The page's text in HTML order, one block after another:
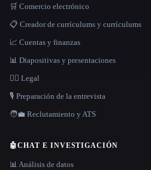
🛒 Comercio electrónico
📋 Creador de currículums y currículums
📈 Cuentas y finanzas
📊 Diapositivas y presentaciones
👩‍⚖️ Legal
🎙️ Preparación de la entrevista
🧑‍💼 Reclutamiento y ATS
🤖CHAT E INVESTIGACIÓN
📊 Análisis de datos